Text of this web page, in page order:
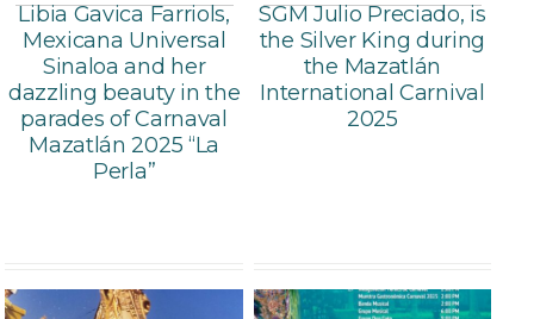
Libia Gavica Farriols,
Mexicana Universal
Sinaloa and her
dazzling beauty in the
parades of Carnaval
Mazatlán 2025 “La
Perla”
SGM Julio Preciado, is
the Silver King during
the Mazatlán
International Carnival
2025